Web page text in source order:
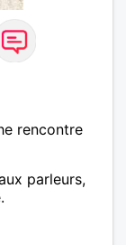
rencontre
parleurs,